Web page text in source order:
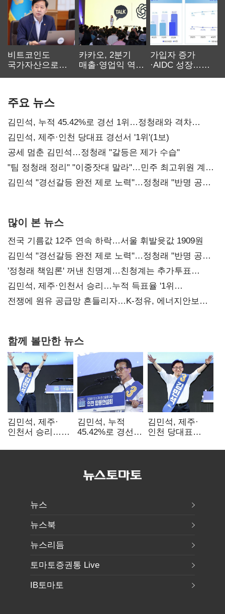
비트코인도
국가자산으로…'
카카오, 2분기
매출·영업익 역대
가입자 증가
·AIDC 성장…
주요 뉴스
김민석, 누적 45.42%로 경선 1위…정청래와 격차
0.86%p(2보)
김민석, 제주·인천 당대표 경선서 '1위'(1보)
공세 멈춘 김민석…정청래 "갈등은 제가 수습"
"팀 정청래 정리" "이중잣대 말라"…민주 최고위원 계파
다툼 격화
김민석 "경선갈등 완전 제로 노력"…정청래 "반명 공세
많이 본 뉴스
전국 기름값 12주 연속 하락…서울 휘발윳값 1909원
김민석 "경선갈등 완전 제로 노력"…정청래 "반명 공세
사과부터"
'정청래 책임론' 꺼낸 친명계…친청계는 추가투표
때리기
김민석, 제주·인천서 승리…누적 득표율 '1위
탈환'(종합)
전쟁에 원유 공급망 흔들리자…K-정유, 에너지안보
함께 볼만한 뉴스
김민석, 제주·
인천서 승리…
탈환'(종합)
김민석, 누적
45.42%로 경선
격차
김민석, 제주·
인천 당대표
뉴스
뉴스북
뉴스리듬
토마토증권통 Live
IB토마토